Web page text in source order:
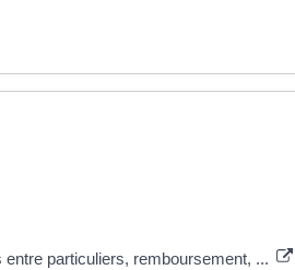
particuliers, remboursement, ...